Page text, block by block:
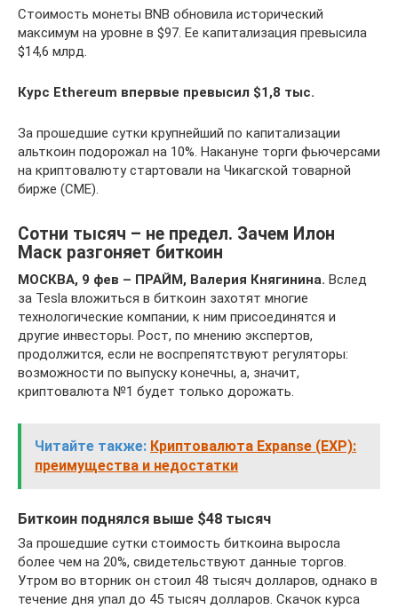
Стоимость монеты BNB обновила исторический
максимум на уровне в $97. Ее капитализация превысила
$14,6 млрд.
Курс Ethereum впервые превысил $1,8 тыс.
За прошедшие сутки крупнейший по капитализации
альткоин подорожал на 10%. Накануне торги фьючерсами
на криптовалюту стартовали на Чикагской товарной
бирже (CME).
Сотни тысяч – не предел. Зачем Илон
Маск разгоняет биткоин
МОСКВА, 9 фев – ПРАЙМ, Валерия Княгинина. Вслед
за Tesla вложиться в биткоин захотят многие
технологические компании, к ним присоединятся и
другие инвесторы. Рост, по мнению экспертов,
продолжится, если не воспрепятствуют регуляторы:
возможности по выпуску конечны, а, значит,
криптовалюта №1 будет только дорожать.
Читайте также: Криптовалюта Expanse (EXP):
преимущества и недостатки
Биткоин поднялся выше $48 тысяч
За прошедшие сутки стоимость биткоина выросла
более чем на 20%, свидетельствуют данные торгов.
Утром во вторник он стоил 48 тысяч долларов, однако в
течение дня упал до 45 тысяч долларов. Скачок курса